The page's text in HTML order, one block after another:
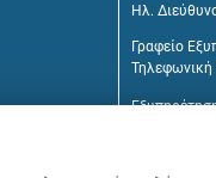
Ηλ.
Γραφείο
Τηλεφωνική